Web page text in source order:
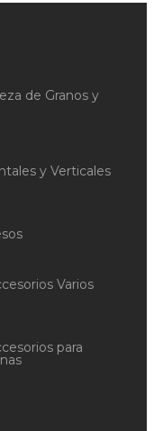
de Granos y
y Verticales
Varios
para